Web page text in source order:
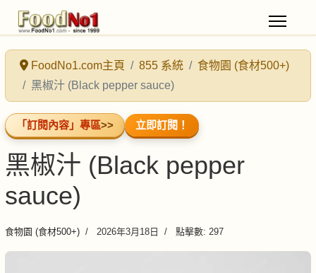
FoodNo1.com主頁 855 系統
食物園 (食材500+)
黑椒汁 (Black pepper sauce)
「訂閱內容」專區>> 立即訂閱！
黑椒汁 (Black pepper
sauce)
食物園 (食材500+) 2026年3月18日 點擊數: 297